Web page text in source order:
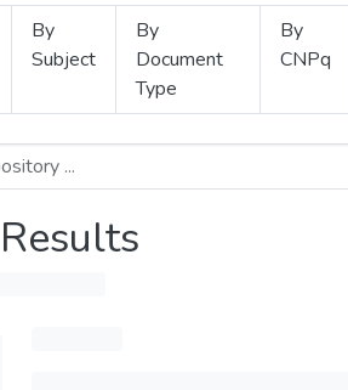
By
Subject
By
Document
Type
By
CNPq